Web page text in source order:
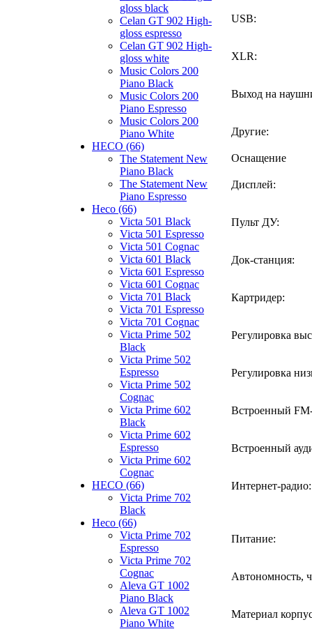
gloss black
Celan GT 902 High-
gloss espresso
Celan GT 902 High-
gloss white
Music Colors 200
Piano Black
Music Colors 200
Piano Espresso
Music Colors 200
Piano White
HECO (66)
The Statement New
Piano Black
The Statement New
Piano Espresso
Heco (66)
Victa 501 Black
Victa 501 Espresso
Victa 501 Cognac
Victa 601 Black
Victa 601 Espresso
Victa 601 Cognac
Victa 701 Black
Victa 701 Espresso
Victa 701 Cognac
Victa Prime 502
Black
Victa Prime 502
Espresso
Victa Prime 502
Cognac
Victa Prime 602
Black
Victa Prime 602
Espresso
Victa Prime 602
Cognac
HECO (66)
Victa Prime 702
Black
Heco (66)
Victa Prime 702
Espresso
Victa Prime 702
Cognac
Aleva GT 1002
Piano Black
Aleva GT 1002
Piano White
USB:
XLR:
Выход на
Другие:
Оснащение
Дисплей:
Пульт ДУ:
Док-станция:
Картридер:
Регулировка
Регулировка
Встроенный
Встроенный
Интернет-радио:
Питание:
Автономность,
Материал